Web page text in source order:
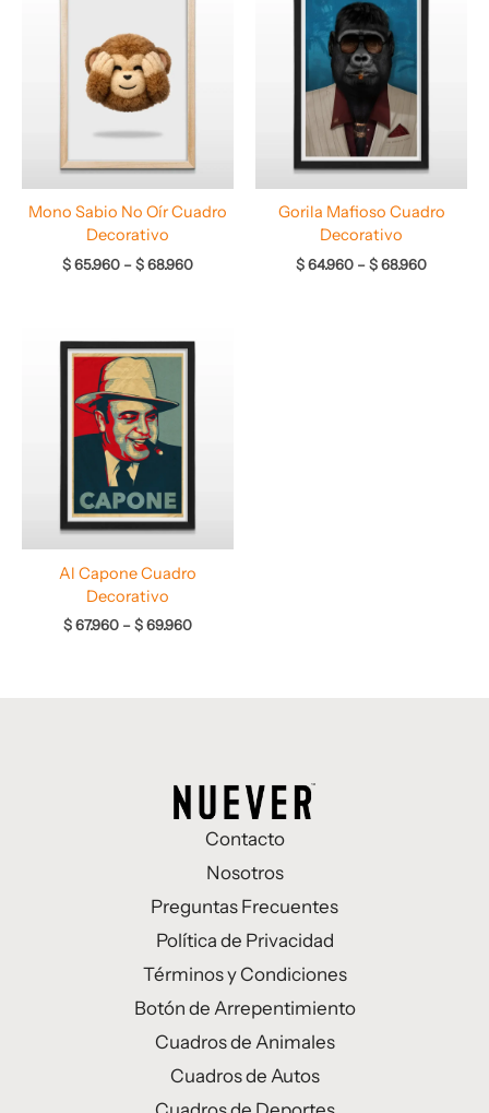
Mono Sabio No Oír Cuadro
Decorativo
$65.960 –$68.960
Gorila Mafioso Cuadro
Decorativo
$64.960 –$68.960
Al Capone Cuadro
Decorativo
$67.960 –$69.960
de
Contacto
Nosotros
Preguntas Frecuentes
Política de Privacidad
Términos y Condiciones
Botón de Arrepentimiento
Cuadros de Animales
Cuadros de Autos